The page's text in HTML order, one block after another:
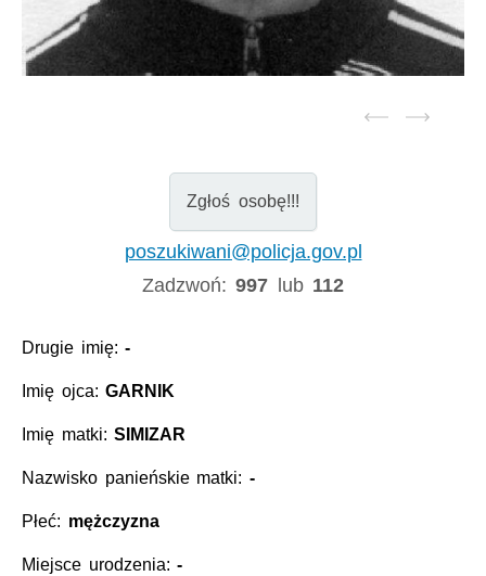
Zgłoś osobę!!!
poszukiwani@policja.gov.pl
Zadzwoń:997 lub 112
Drugie imię:-
Imię ojca:GARNIK
Imię matki:SIMIZAR
Nazwisko panieńskie matki: -
Płeć: mężczyzna
Miejsce urodzenia:-